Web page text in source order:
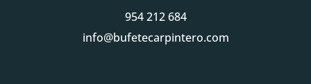
954 212 684
info@bufetecarpintero.com